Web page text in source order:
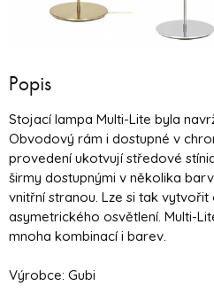
Popis
Stojací lampa Multi-Lite byla
Obvodový rám i dostupné v
provedení ukotvují středové
širmy dostupnými v několika
vnitřní stranou. Lze si tak vytvořit
asymetrického osvětlení. Multi-
mnoha kombinací i barev.
Výrobce: Gubi